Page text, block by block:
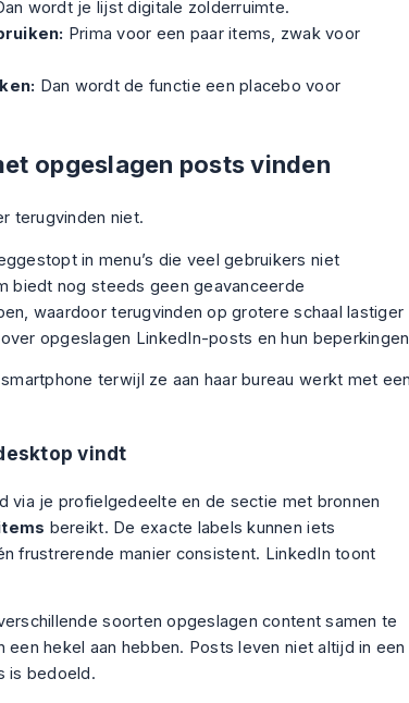
wordt je lijst digitale zolderruimte.
Prima voor een paar items, zwak voor
Dan wordt de functie een placebo voor
opgeslagen posts vinden
terugvinden niet.
in menu’s die veel gebruikers niet
biedt nog steeds geen geavanceerde
waardoor terugvinden op grotere schaal lastiger
opgeslagen LinkedIn-posts en hun beperkingen
vindt
via je profielgedeelte en de sectie met bronnen
bereikt. De exacte labels kunnen iets
frustrerende manier consistent. LinkedIn toont
soorten opgeslagen content samen te
hekel aan hebben. Posts leven niet altijd in een
is bedoeld.